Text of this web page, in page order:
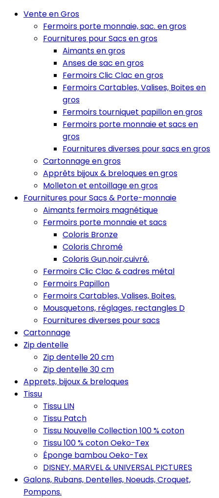
Vente en Gros
Fermoirs porte monnaie, sac. en gros
Fournitures pour Sacs en gros
Aimants en gros
Anses de sac en gros
Fermoirs Clic Clac en gros
Fermoirs Cartables, Valises, Boites en
gros
Fermoirs tourniquet papillon en gros
Fermoirs porte monnaie et sacs en
gros
Fournitures diverses pour sacs en gros
Cartonnage en gros
Apprêts bijoux & breloques en gros
Molleton et entoillage en gros
Fournitures pour Sacs & Porte-monnaie
Aimants fermoirs magnétique
Fermoirs porte monnaie et sacs
Coloris Bronze
Coloris Chromé
Coloris Gun,noir,cuivré.
Fermoirs Clic Clac & cadres métal
Fermoirs Papillon
Fermoirs Cartables, Valises, Boites.
Mousquetons, réglages, rectangles D
Fournitures diverses pour sacs
Cartonnage
Zip dentelle
Zip dentelle 20 cm
Zip dentelle 30 cm
Apprets, bijoux & breloques
Tissu
Tissu LIN
Tissu Patch
Tissu Nouvelle Collection 100 % coton
Tissu 100 % coton Oeko-Tex
Éponge bambou Oeko-Tex
DISNEY, MARVEL & UNIVERSAL PICTURES
Galons, Rubans, Dentelles, Noeuds, Croquet,
Pompons.